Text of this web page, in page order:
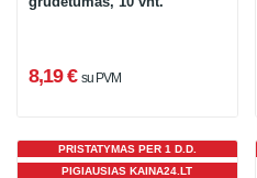
8,19 € su PVM
PIGIAUSIAS KAINA24.LT
PRISTATYMAS PER 1 D.D.